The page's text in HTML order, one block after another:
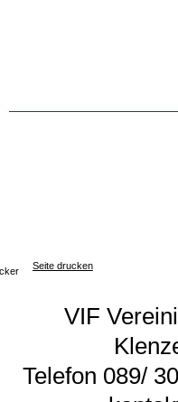
Seite drucken
VIF
Telefon 089/